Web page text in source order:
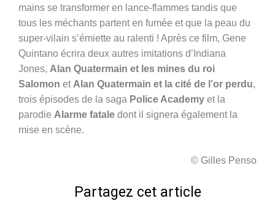
mains se transformer en lance-flammes tandis que
tous les méchants partent en fumée et que la peau du
super-vilain s’émiette au ralenti ! Après ce film, Gene
Quintano écrira deux autres imitations d’Indiana
Jones, Alan Quatermain et les mines du roi
Salomon et Alan Quatermain et la cité de l’or perdu,
trois épisodes de la saga Police Academy et la
parodie Alarme fatale dont il signera également la
mise en scène.
© Gilles Penso
Partagez cet article